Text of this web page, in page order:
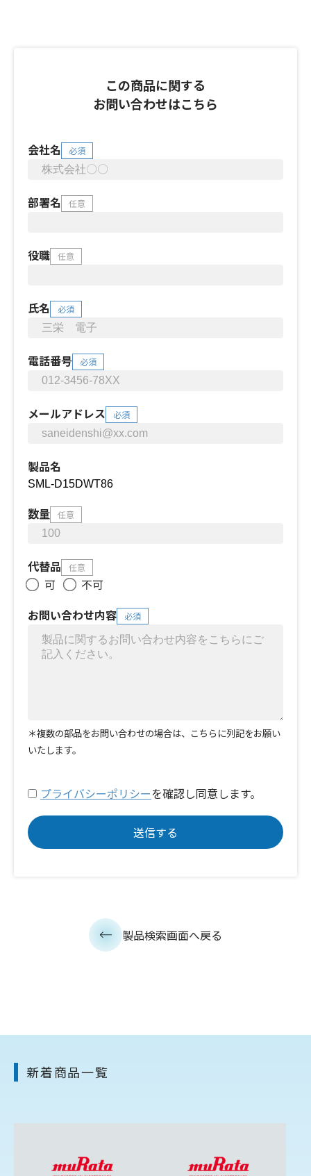
この商品に関する
お問い合わせはこちら
会社名 必須
部署名 任意
役職 任意
氏名 必須
電話番号 必須
メールアドレス 必須
製品名
数量 任意
代替品 任意
可
不可
お問い合わせ内容
必須
＊複数の部品をお問い合わせの場合は、こちらに列記をお願い
いたします。
プライバシーポリシーを確認し同意します。
製品検索画面へ戻る
新着商品一覧